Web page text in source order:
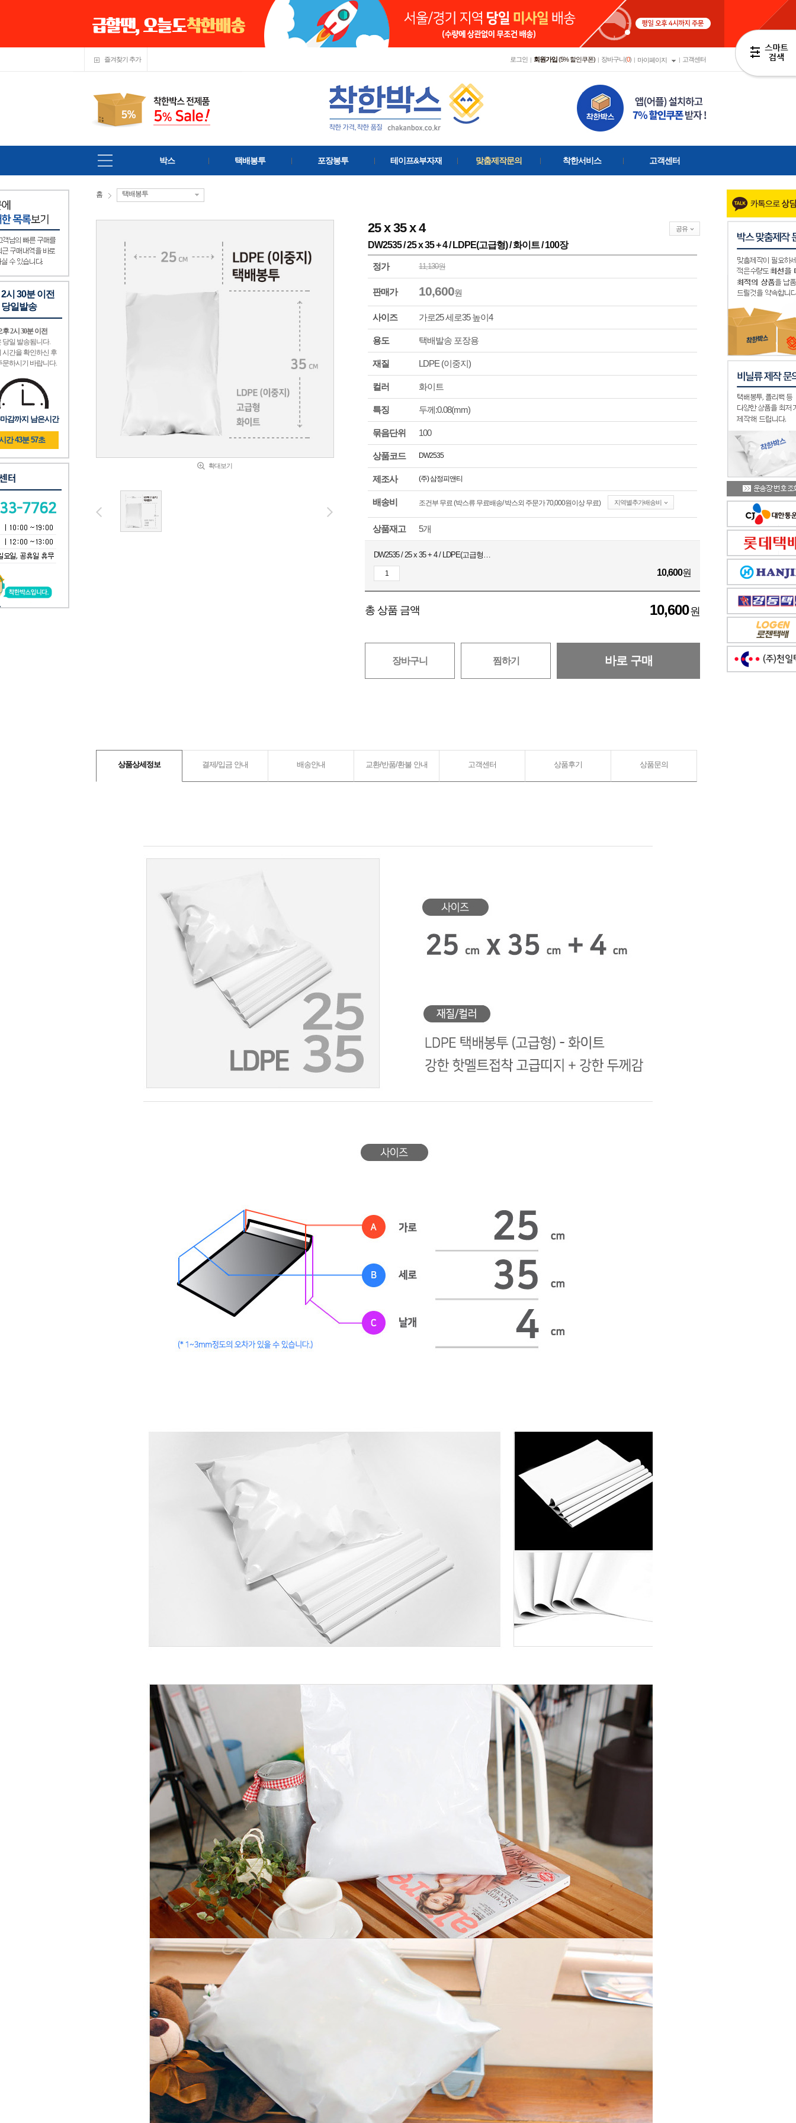
즐겨찾기 추가 로그인 | 회원가입(5% 할인쿠폰) | 장바구니(0) | 마이페이지 | 고객센터
박스 택배봉투 포장봉투 테이프&부자재 맞춤제작문의 착한서비스 고객센터
홈 택배봉투
확대보기
25 x35 x4
DW2535 / 25 x 35 + 4 / LDPE(고급형) / 화이트 / 100장
공유
정가 11,130원
판매가 10,600원
사이즈 가로25세로35 높이4
용도 택배발송 포장용
재질 LDPE (이중지)
컬러 화이트
특징 두께:0.08(mm)
묶음단위 100
상품코드 DW2535
제조사 (주) 삼정피앤티
배송비 조건부 무료 (박스류 무료배송/ 박스외 주문가 70,000원이상 무료) 지역별추가배송비
상품재고 5개
DW2535 / 25 x 35 + 4 / LDPE(고급형) / 화이트 / 100장
10,600원
총 상품 금액 10,600원
장바구니 찜하기 바로 구매
상품상세정보 결제/입금 안내 배송안내 교환/반품/환불 안내 고객센터 상품후기 상품문의
시 30분 이전
일발송
후 2시 30분 이전
당일 발송됨니다.
시간을 확인하신 후
문하시기 바랍니다.
감까지 남은시간
간 43분 56초